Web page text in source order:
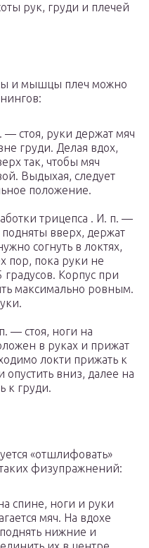
рук, груди и плечей
и мышцы плеч можно
стоя, руки держат мяч
груди. Делая вдох,
так, чтобы мяч
Выдыхая, следует
положение.
трицепса . И. п. —
подняты вверх, держат
согнуть в локтях,
пор, пока руки не
градусов. Корпус при
максимально ровным.
— стоя, ноги на
в руках и прижат
локти прижать к
вниз, далее на
к груди.
«отшлифовать»
физупражнений:
спине, ноги и руки
мяч. На вдохе
нижние и